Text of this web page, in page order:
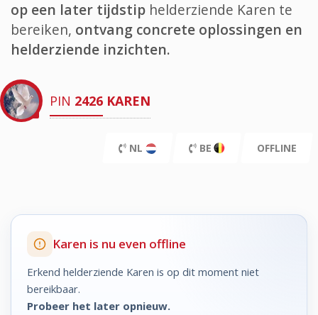
op een later tijdstip helderziende Karen te
bereiken, ontvang concrete oplossingen en
helderziende inzichten.
PIN 2426 KAREN
NL BE OFFLINE
Karen is nu even offline
Erkend helderziende Karen is op dit moment niet
bereikbaar.
Probeer het later opnieuw.